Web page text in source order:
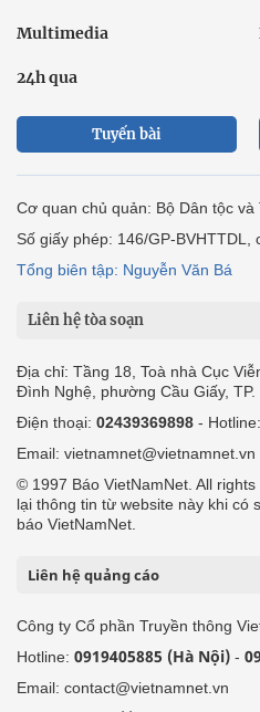
Multimedia
24h qua
Tuyến bài
Cơ quan chủ quản: Bộ Dân tộc và
Số giấy phép: 146/GP-BVHTTDL,
Tổng biên tập: Nguyễn Văn Bá
Liên hệ tòa soạn
Địa chỉ: Tầng 18, Toà nhà Cục
Đình Nghệ, phường Cầu Giấy, TP.
Điện thoại: 02439369898 - Hotline:
Email: vietnamnet@vietnamnet.vn
© 1997 Báo VietNamNet. All
lại thông tin từ website này khi có
báo VietNamNet.
Liên hệ quảng cáo
Công ty Cổ phần Truyền thông
Hotline: 0919405885 (Hà Nội) -
Email: contact@vietnamnet.vn